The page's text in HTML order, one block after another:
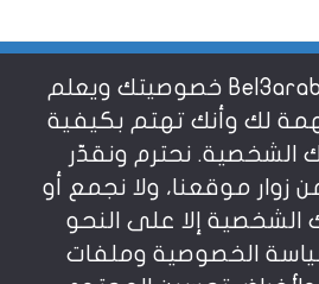
يقدر موقع Bel3arabi.me خصوصيتك ويعلم
لك وأنك تهتم بكيفية
الشخصية. نحترم ونقدّر
موقعنا، ولا نجمع أو
الشخصية إلا على النحو
الخصوصية وملفات